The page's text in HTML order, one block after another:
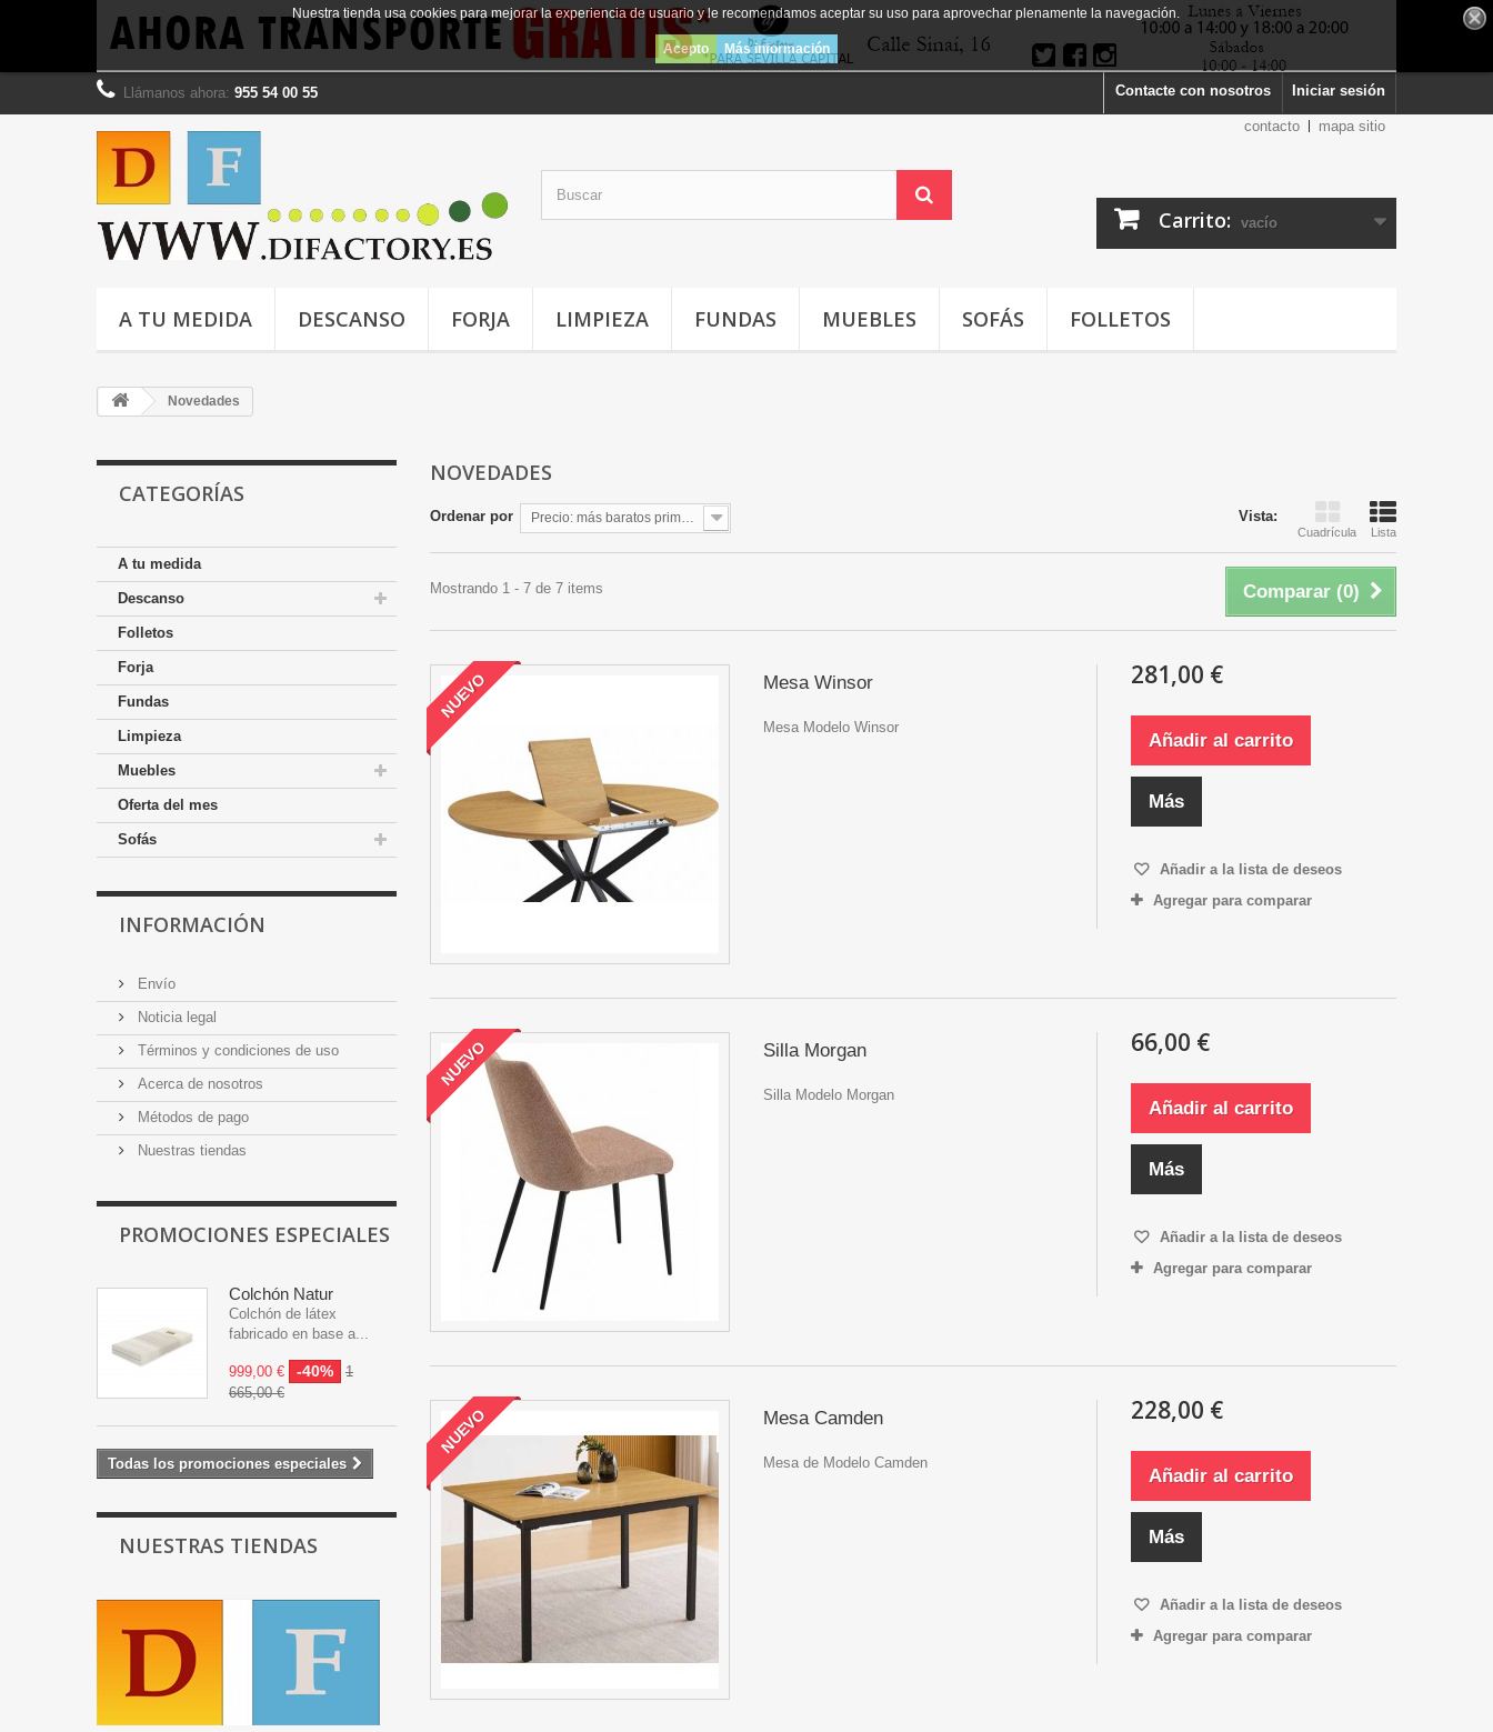
Iniciar sesión
Contacte con nosotros
Llámanos ahora: 955 54 00 55
contacto
mapa sitio
Nuestra tienda usa cookies para mejorar la experiencia de usuario y le recomendamos aceptar su uso para aprovechar plenamente la navegación.
Acepto Más información
Carrito: vacío
A TU MEDIDA DESCANSO FORJA LIMPIEZA FUNDAS MUEBLES SOFÁS FOLLETOS
Novedades
CATEGORÍAS
A tu medida
Descanso
Folletos
Forja
Fundas
Limpieza
Muebles
Oferta del mes
Sofás
INFORMACIÓN
Envío
Noticia legal
Términos y condiciones de uso
Acerca de nosotros
Métodos de pago
Nuestras tiendas
PROMOCIONES ESPECIALES
Colchón Natur
Colchón de látex
fabricado en base a...
999,00 € -40%
1
665,00 €
Todas los promociones especiales
NUESTRAS TIENDAS
NOVEDADES
Vista:
Cuadrícula Lista
Ordenar por Precio: más baratos primero
Comparar (0)
Mostrando 1 - 7 de 7 items
NUEVO Mesa Winsor
Mesa Modelo Winsor
281,00 €
Añadir al carrito
Más
Añadir a la lista de deseos
Agregar para comparar
NUEVO Silla Morgan
Silla Modelo Morgan
66,00 €
Añadir al carrito
Más
Añadir a la lista de deseos
Agregar para comparar
NUEVO Mesa Camden
Mesa de Modelo Camden
228,00 €
Añadir al carrito
Más
Añadir a la lista de deseos
Agregar para comparar